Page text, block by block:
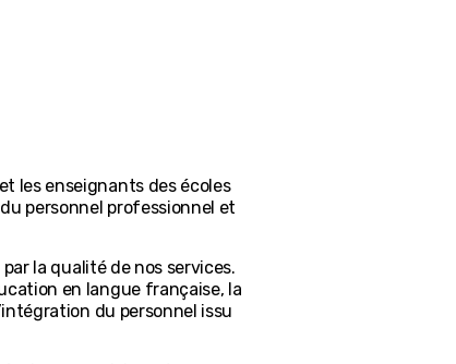
les enseignants des écoles
personnel professionnel et
la qualité de nos services.
en langue française, la
du personnel issu